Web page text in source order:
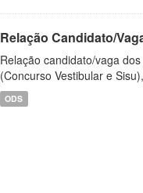
Relação Candidato/
Relação candidato/vaga
(Concurso Vestibular e
ODS